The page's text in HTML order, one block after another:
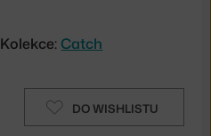
Kolekce:Catch
DO WISHLISTU